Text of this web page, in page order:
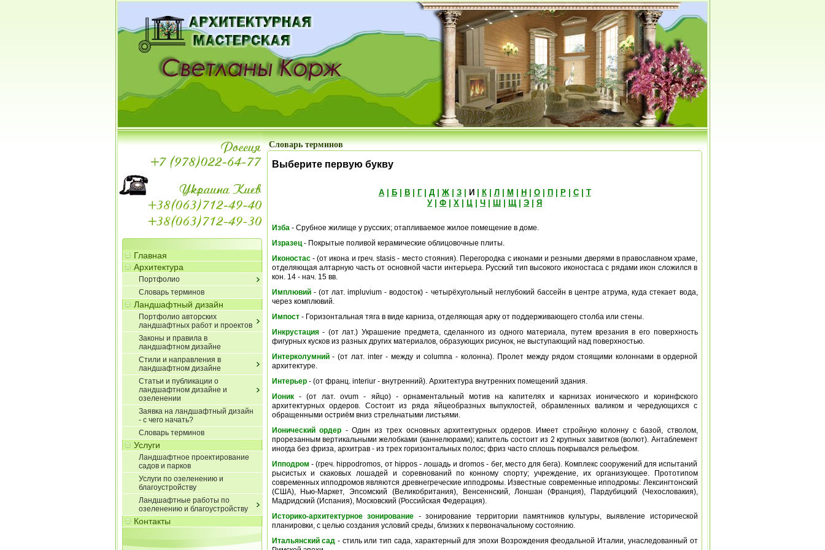
Главная
Архитектура
Портфолио
Словарь терминов
Ландшафтный дизайн
Портфолио авторских
ландшафтных работ и проектов
Законы и правила в
ландшафтном дизайне
Стили и направления в
ландшафтном дизайне
Статьи и публикации о
ландшафтном дизайне и
озеленении
Заявка на ландшафтный дизайн
- с чего начать?
Словарь терминов
Услуги
Ландшафтное проектирование
садов и парков
Услуги по озеленению и
благоустройству
Ландшафтные работы по
озеленению и благоустройству
Контакты
Словарь терминов
Выберите первую букву
А| Б| В| Г| Д| Ж| З| И К| Л М Н О| П Р| С| Т
У
Ф Х Ц Ч Ш Щ| Э Я
Изба- Срубное жилище у русских; отапливаемое жилое помещение в доме.
Изразец- Покрытые поливой керамические облицовочные плиты.
Иконостас- (от икона и греч. stasis - место стояния). Перегородка с иконами и резными дверями в православном храме,
отделяющая алтарную часть от основной части интерьера. Русский тип высокого иконостаса с рядами икон сложился в
кон. 14 - нач. 15 вв.
Имплювий- (от лат. impluvium - водосток) - четырёхугольный неглубокий бассейн в центре атрума, куда стекает вода,
через комплювий.
Импост- Горизонтальная тяга в виде карниза, отделяющая арку от поддерживающего столба или стены.
Инкрустация- (от лат.) Украшение предмета, сделанного из одного материала, путем врезания в его поверхность
фигурных кусков из разных других материалов, образующих рисунок, не выступающий над поверхностью.
Интерколумний- (от лат. inter - между и columna - колонна). Пролет между рядом стоящими колоннами в ордерной
архитектуре.
Интерьер- (от франц. interiur - внутренний). Архитектура внутренних помещений здания.
Ионик- (от лат. ovum - яйцо) - орнаментальный мотив на капителях и карнизах ионического и коринфского
архитектурных ордеров. Состоит из ряда яйцеобразных выпуклостей, обрамленных валиком и чередующихся с
обращенными остриём вниз стрельчатыми листьями.
Ионический ордер - Один из трех основных архитектурных ордеров. Имеет стройную колонну с базой, стволом,
прорезанным вертикальными желобками (каннелюрами); капитель состоит из 2 крупных завитков (волют). Антаблемент
иногда без фриза, архитрав - из трех горизонтальных полос; фриз часто сплошь покрывался рельефом.
Ипподром - (греч. hippodromos, от hippos - лошадь и dromos - бег, место для бега). Комплекс сооружений для испытаний
рысистых и скаковых лошадей и соревнований по конному спорту; учреждение, их организующее. Прототипом
современных ипподромов являются древнегреческие ипподромы. Известные современные ипподромы: Лексингтонский
(США), Нью-Маркет, Эпсомский (Великобритания), Венсеннский, Лоншан (Франция), Пардубицкий (Чехословакия),
Мадридский (Испания), Московский (Российская Федерация).
Историко-архитектурное зонирование - зонирование территории памятников культуры, выявление исторической
планировки, с целью создания условий среды, близких к первоначальному состоянию.
Итальянский сад - стиль или тип сада, характерный для эпохи Возрождения феодальной Италии, унаследованный от